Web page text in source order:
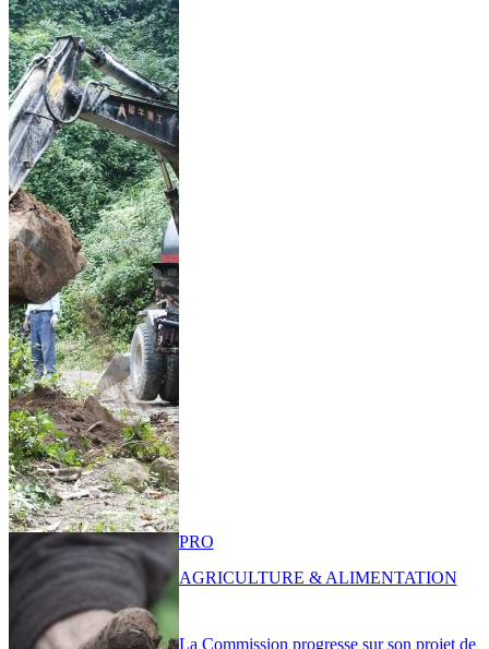
La Commission progresse sur son projet de
PRO
AGRICULTURE & ALIMENTATION